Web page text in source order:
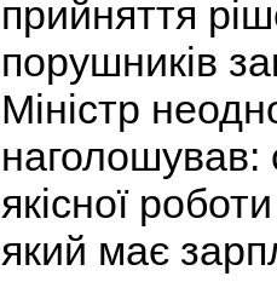
прийняття
порушників
Міністр
наголошував:
якісної
який має